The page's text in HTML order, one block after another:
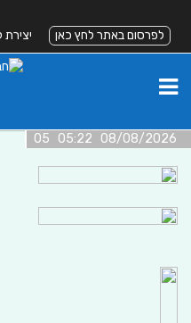
לפרסום באתר לחץ כאן
08/08/2026 05:22 05